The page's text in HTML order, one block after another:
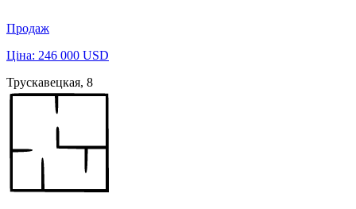
Продаж
Ціна: 246 000 USD
Трускавецкая, 8